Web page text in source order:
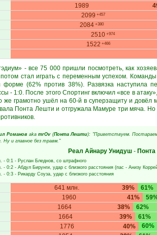
1989
2099 +457
2084 +380
2510 +974
1522 +466
- все 75 000 пришли посмотреть, как
потом стал играть с переменным успехом.
(62% против 38%). Развязка наступила
- 1:0. После этого Спортинг включил «все в
грамотно ушёл на 60-й в суперзащиту и довёл
Понта Лешти и отгружала Мамуре три мяча.
Романов aka mrOv (Понта Лешти): "Приветствуем.
Ну и главное без травм."
Реал Айнару Унидуш-
- 0:1 - Руслан Бледнов, со штрафного
- 0:2 - Абдул Бирунги, удар с близкого расстояния (пас - Анизу
- 0:3 - Рикарду Соуза, удар с близкого расстояния
39%
641 млн. 61%
41%
1960
38%
1664 62%
39%
1664 61%
40%
1776 60%